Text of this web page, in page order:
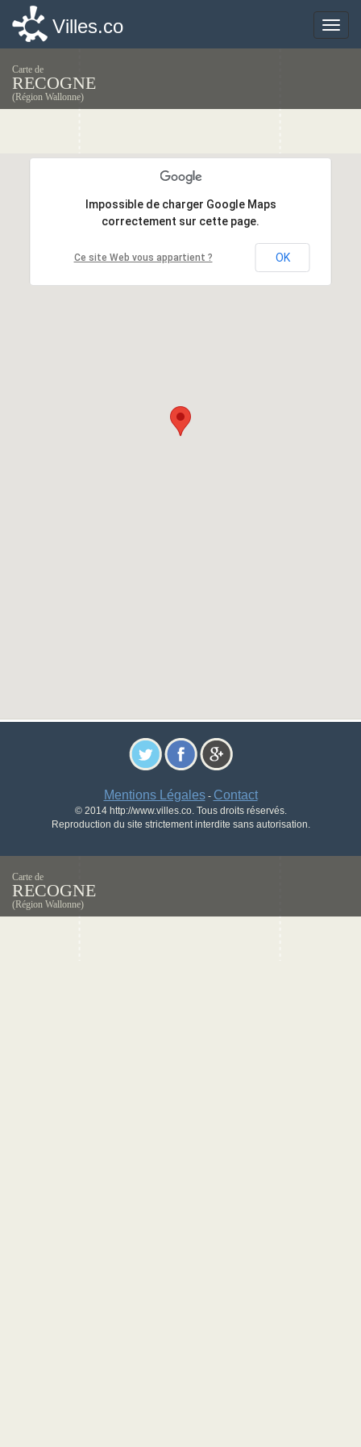
Toggle
Villes.co
Carte de
RECOGNE
(Région Wallonne)
Impossible de charger Google Maps
correctement sur cette page.
Ce site Web vous appartient ? OK
Impossible de charger Google Maps
correctement sur cette page.
Ce site Web vous appartient ? OK
Mentions Légales- Contact
© 2014 http://www.villes.co. Tous droits réservés.
Reproduction du site strictement interdite sans autorisation.
Toggle
Villes.co
Carte de
RECOGNE
(Région Wallonne)